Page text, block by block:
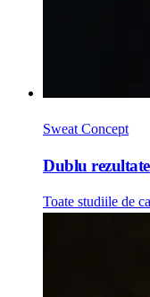
Sweat Concept
Dublu
Toate studiile de